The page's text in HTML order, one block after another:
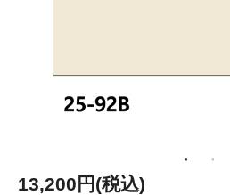
13,200円(税込)